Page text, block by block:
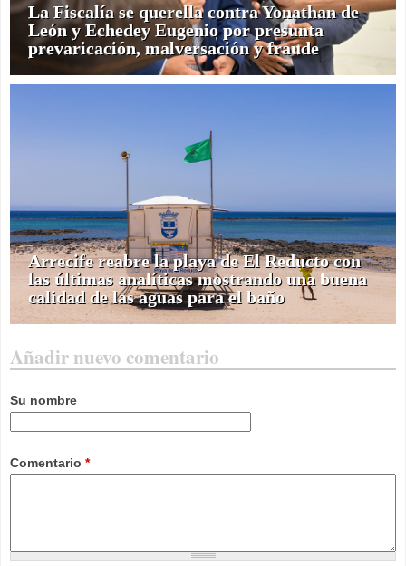
La Fiscalía se querella contra Yonathan de
León y Echedey Eugenio por presunta
prevaricación, malversación y fraude
Arrecife reabre la playa de El Reducto con
las últimas analíticas mostrando una buena
calidad de las aguas para el baño
Añadir nuevo comentario
Su nombre
Comentario *